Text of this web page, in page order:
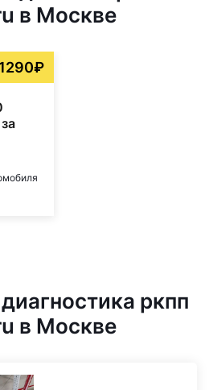
в Москве
1290₽
ркпп
в Москве